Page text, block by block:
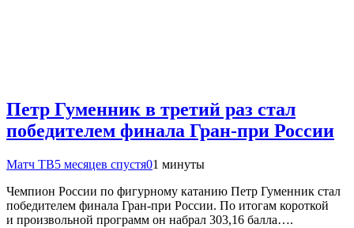
Петр Гуменник в третий раз стал
победителем финала Гран‑при России
Матч ТВ5 месяцев спустя01 минуты
Чемпион России по фигурному катанию Петр Гуменник стал
победителем финала Гран‑при России. По итогам короткой
и произвольной программ он набрал 303,16 балла….